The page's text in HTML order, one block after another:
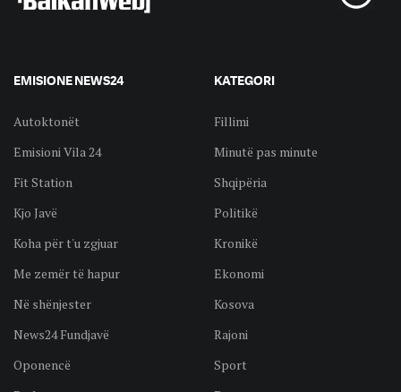
EMISIONE NEWS24
Autoktonët
Emisioni Vila 24
Fit Station
Kjo Javë
Koha për t'u zgjuar
Me zemër të hapur
Në shënjester
News24 Fundjavë
Oponencë
KATEGORI
Fillimi
Minutë pas minute
Shqipëria
Politikë
Kronikë
Ekonomi
Kosova
Rajoni
Sport